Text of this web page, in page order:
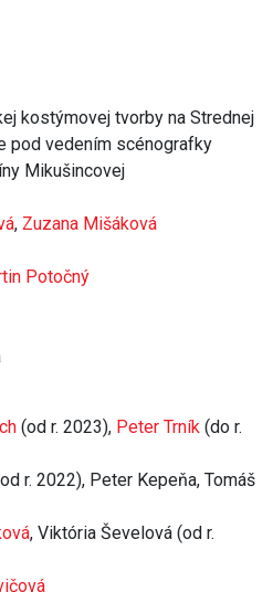
kostýmovej tvorby na Strednej
pod vedením scénografky
Mikušincovej
, Zuzana Mišáková
Potočný
(od r. 2023), Peter Trník (do r.
r. 2022), Peter Kepeňa, Tomáš
, Viktória Ševelová (od r.